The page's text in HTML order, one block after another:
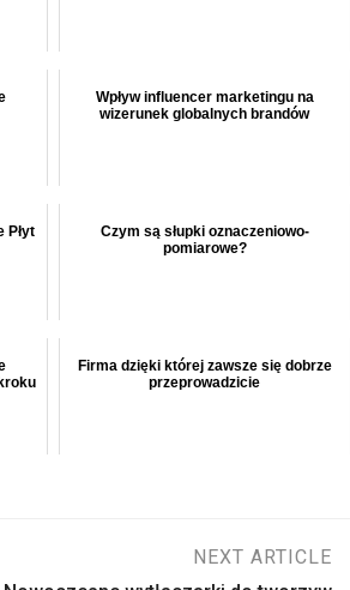
Wpływ influencer marketingu na
wizerunek globalnych brandów
Płyt
Czym są słupki oznaczeniowo-
pomiarowe?
Firma dzięki której zawsze się dobrze
przeprowadzicie
NEXT ARTICLE